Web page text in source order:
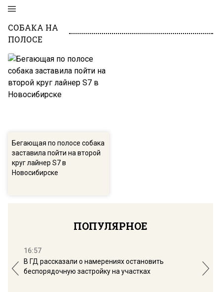
СОБАКА НА
ПОЛОСЕ
Бегающая по полосе собака
заставила пойти на второй
круг лайнер S7 в
Новосибирске
ПОПУЛЯРНОЕ
16:57
В ГД рассказали о намерениях остановить
беспорядочную застройку на участках